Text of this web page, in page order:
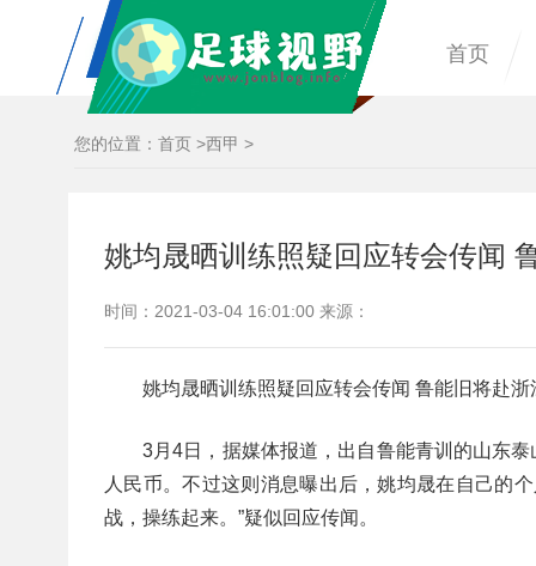
首页
您的位置： 首页 >西甲 >
姚均晟晒训练照疑回应转会传闻
时间：2021-03-04 16:01:00 来源：
姚均晟晒训练照疑回应转会传闻 鲁能旧将赴浙
3月4日，据媒体报道，出自鲁能青训的山东
人民币。不过这则消息曝出后，姚均晟在自己的
战，操练起来。”疑似回应传闻。